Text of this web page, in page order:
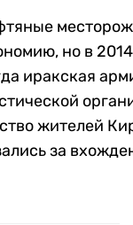
но в
иракская
жителей
за